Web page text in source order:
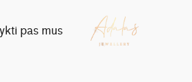
pas mus